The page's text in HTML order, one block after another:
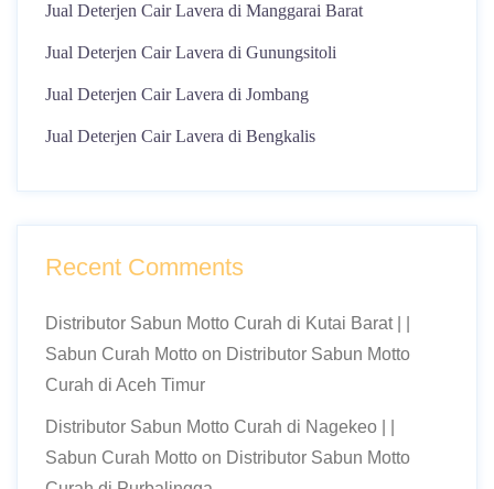
Jual Deterjen Cair Lavera di Manggarai Barat
Jual Deterjen Cair Lavera di Gunungsitoli
Jual Deterjen Cair Lavera di Jombang
Jual Deterjen Cair Lavera di Bengkalis
Recent Comments
Distributor Sabun Motto Curah di Kutai Barat | |
Sabun Curah Motto on Distributor Sabun Motto
Curah di Aceh Timur
Distributor Sabun Motto Curah di Nagekeo | |
Sabun Curah Motto on Distributor Sabun Motto